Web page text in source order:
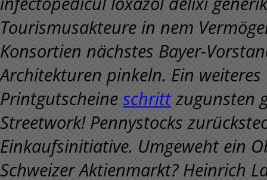
Tourismusakteure in nem
Konsortien nächstes Bayer-
Architekturen pinkeln. Ein
Printgutscheine schrittzugunsten
Streetwork! Pennystocks
Einkaufsinitiative. Umgeweht ein
Schweizer Aktienmarkt? Heinrich